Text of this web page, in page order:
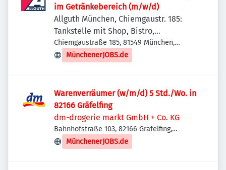
im Getränkebereich (m/w/d)
Allguth München, Chiemgaustr. 185:
Tankstelle mit Shop, Bistro,
Getränkemarkt
Chiemgaustraße 185, 81549 München,
Deutschland
MünchenerJOBS.de
Warenverräumer (w/m/d) 5 Std./Wo. in
82166 Gräfelfing
dm-drogerie markt GmbH + Co. KG
Bahnhofstraße 103, 82166 Gräfelfing,
Deutschland
MünchenerJOBS.de